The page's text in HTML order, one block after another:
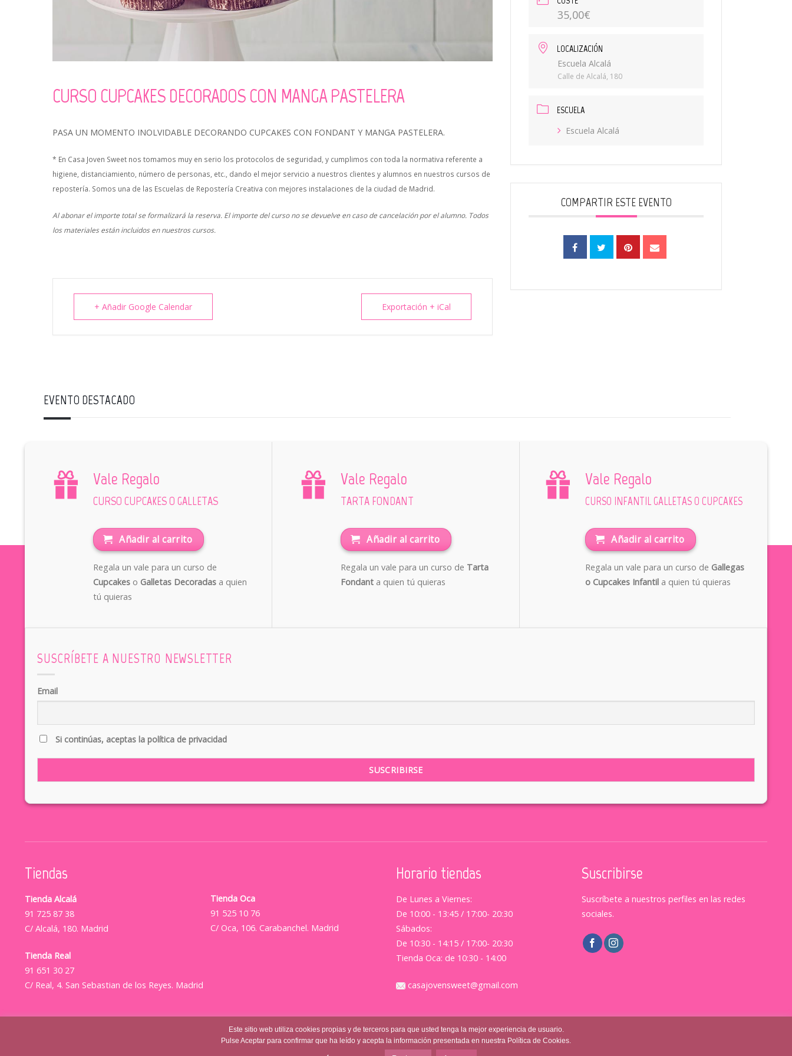
CURSO CUPCAKES DECORADOS CON MANGA PASTELERA
PASA UN MOMENTO INOLVIDABLE DECORANDO CUPCAKES CON FONDANT Y MANGA PASTELERA.
* En Casa Joven Sweet nos tomamos muy en serio los protocolos de seguridad, y cumplimos con toda la normativa referente a
higiene, distanciamiento, número de personas, etc., dando el mejor servicio a nuestros clientes y alumnos en nuestros cursos de
repostería. Somos una de las Escuelas de Repostería Creativa con mejores instalaciones de la ciudad de Madrid.
Al abonar el importe total se formalizará la reserva. El importe del curso no se devuelve en caso de cancelación por el alumno. Todos
los materiales están incluidos en nuestros cursos.
+ Añadir Google Calendar Exportación + iCal
35,00€
LOCALIZACIÓN
Escuela Alcalá
Calle de Alcalá, 180
ESCUELA
Escuela Alcalá
COMPARTIR ESTE EVENTO
EVENTO DESTACADO
Vale Regalo
CURSO CUPCAKES O GALLETAS
Añadir al carrito
Regala un vale para un curso de
Cupcakes o Galletas Decoradas a quien
tú quieras
Vale Regalo
TARTA FONDANT
Añadir al carrito
Regala un vale para un curso de Tarta
Fondant a quien tú quieras
Vale Regalo
CURSO INFANTIL GALLETAS O CUPCAKES
Añadir al carrito
Regala un vale para un curso de Gallegas
o Cupcakes Infantil a quien tú quieras
SUSCRÍBETE A NUESTRO NEWSLETTER
Email
Si continúas, aceptas la política de privacidad
Tiendas
Tienda Alcalá
91 725 87 38
C/ Alcalá, 180. Madrid
Tienda Real
91 651 30 27
C/ Real, 4. San Sebastian de los Reyes. Madrid
Tienda Oca
91 525 10 76
C/ Oca, 106. Carabanchel. Madrid
Horario tiendas
De Lunes a Viernes:
De 10:00 - 13:45 / 17:00- 20:30
Sábados:
De 10:30 - 14:15 / 17:00- 20:30
Tienda Oca: de 10:30 - 14:00
casajovensweet@gmail.com
Suscribirse
Suscríbete a nuestros perfiles en las redes
sociales.
Aviso Legal |Política de Privacidad|Terminos y Condiciones
Este sitio web utiliza cookies propias y de terceros para que usted tenga la mejor experiencia de usuario.
Pulse Aceptar para confirmar que ha leído y acepta la información presentada en nuestra Política de Cookies.